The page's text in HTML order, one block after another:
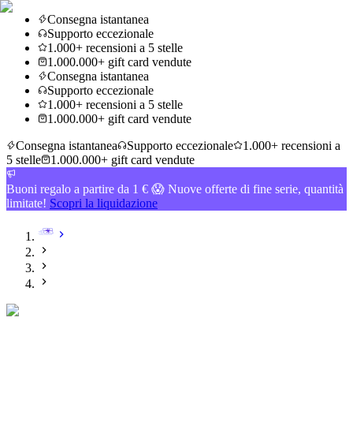
Consegna istantanea
Supporto eccezionale
1.000+ recensioni a 5 stelle
1.000.000+ gift card vendute
Consegna istantanea
Supporto eccezionale
1.000+ recensioni a 5 stelle
1.000.000+ gift card vendute
Consegna istantanea
Supporto eccezionale
1.000+ recensioni a
5 stelle
1.000.000+ gift card vendute
Buoni regalo a partire da 1 € 😱 Nuove offerte di fine serie, quantità
limitate! Scopri la liquidazione